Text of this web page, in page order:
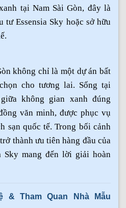
tại Nam Sài Gòn, đây là
tư Essensia Sky hoặc sở hữu
không chỉ là một dự án bất
cho tương lai. Sống tại
không gian xanh đúng
văn minh, được phục vụ
sạn quốc tế. Trong bối cảnh
thành ưu tiên hàng đầu của
Sky mang đến lời giải hoàn
& Tham Quan Nhà Mẫu